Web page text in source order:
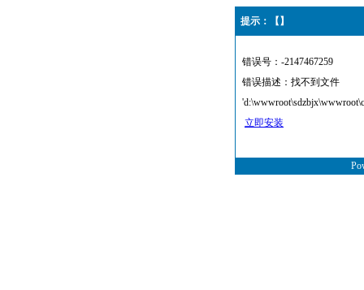
提示：【】
错误号：-2147467259
错误描述：找不到文件
立即安装